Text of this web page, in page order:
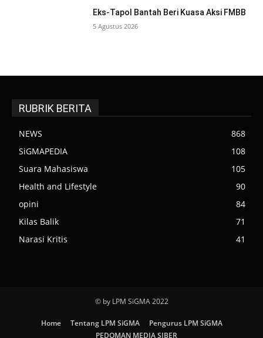
Eks-Tapol Bantah Beri Kuasa Aksi FMBB
5 Agustus 2026
RUBRIK BERITA
NEWS
868
SiGMAPEDIA
108
Suara Mahasiswa
105
Health and Lifestyle
90
opini
84
Kilas Balik
71
Narasi Kritis
41
© by LPM SiGMA 2022
Home Tentang LPM SiGMA
Pengurus LPM SiGMA
PEDOMAN MEDIA SIBER